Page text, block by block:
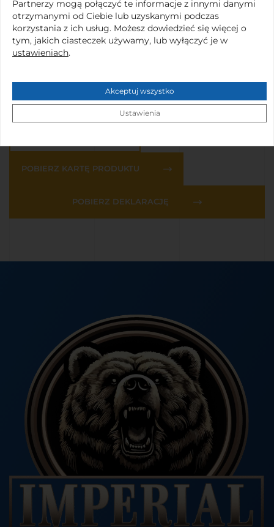
po 1 parze
POBIERZ KARTĘ PRODUKTU
POBIERZ DEKLARACJĘ
Partnerzy mogą połączyć te informacje z innymi danymi
otrzymanymi od Ciebie lub uzyskanymi podczas
korzystania z ich usług. Możesz dowiedzieć się więcej o
tym, jakich ciasteczek używamy, lub wyłączyć je w
ustawieniach.
Akceptuj wszystko
Ustawienia